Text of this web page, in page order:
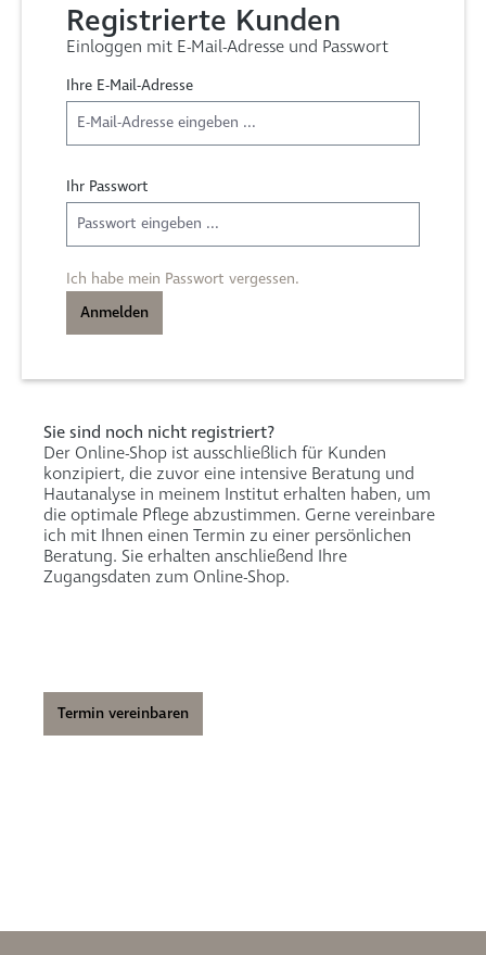
Registrierte Kunden
Einloggen mit E-Mail-Adresse und Passwort
Ihre E-Mail-Adresse
Ihr Passwort
Ich habe mein Passwort vergessen.
Anmelden
Sie sind noch nicht registriert?
Der Online-Shop ist ausschließlich für Kunden
konzipiert, die zuvor eine intensive Beratung und
Hautanalyse in meinem Institut erhalten haben, um
die optimale Pflege abzustimmen. Gerne vereinbare
ich mit Ihnen einen Termin zu einer persönlichen
Beratung. Sie erhalten anschließend Ihre
Zugangsdaten zum Online-Shop.
Termin vereinbaren